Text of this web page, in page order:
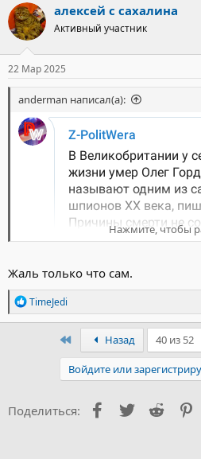
алексей с сахалина
Активный участник
22 Мар 2025
anderman написал(а):
Нажмите, чтобы
Жаль только что сам.
Р
е
а
TimeJedi
ПервыйНазад 40 из 52
Войдите или
Поделиться: Facebook
Twitter Reddit